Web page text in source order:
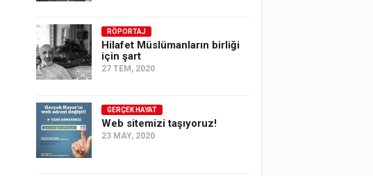
RÖPORTAJ
Hilafet Müslümanların birliği
için şart
27 TEM, 2020
GERÇEK HAYAT
Web sitemizi taşıyoruz!
23 MAY, 2020